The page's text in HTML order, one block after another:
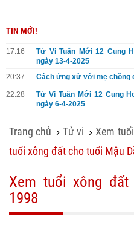
TIN MỚI!
17:16
Tử Vi Tuần Mới 12 Cung
ngày 13-4-2025
20:37
Cách ứng xử với mẹ chồng
22:28
Tử Vi Tuần Mới 12 Cung
ngày 6-4-2025
Trang chủ ›Tử vi ›Xem
tuổi xông đất cho tuổi Mậu
Xem tuổi xông
1998